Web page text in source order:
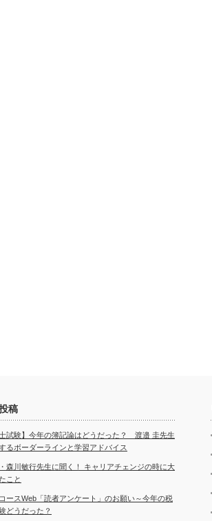
稿
士試験】今年の簿記論はどうだった？ 渡邉 圭先生
るボーダーラインと学習アドバイス
森川敏行先生に聞く！ キャリアチェンジの時に大
こと
ースWeb「読者アンケート」のお願い～今年の税
どうだった？